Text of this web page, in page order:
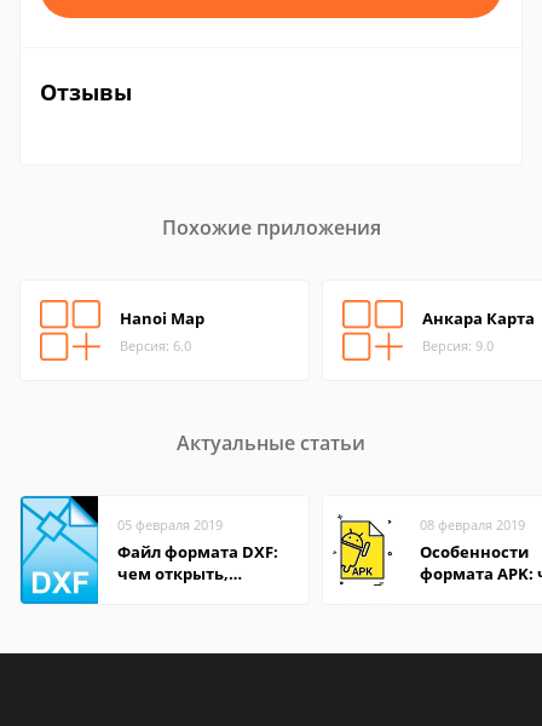
Отзывы
Похожие приложения
Hanoi Map
Версия: 6.0
Анкара Карта
Версия: 9.0
Актуальные статьи
05 февраля 2019
Файл формата DXF:
чем открыть,
08 февраля 2019
Особенности
формата APK: